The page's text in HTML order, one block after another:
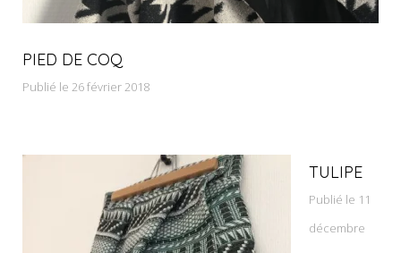
PIED DE COQ
Publié le 26 février 2018
TULIPE
Publié le 11
décembre